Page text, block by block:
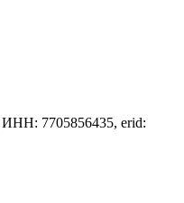
7705856435, erid: